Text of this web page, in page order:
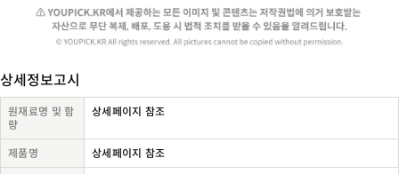
상세정보고시
원재료명 및 함
량
상세페이지 참조
제품명 상세페이지 참조